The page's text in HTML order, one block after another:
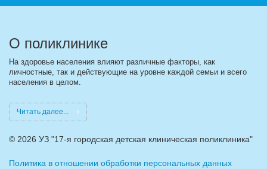
О поликлинике
На здоровье населения влияют различные факторы, как
личностные, так и действующие на уровне каждой семьи и всего
населения в целом.
Читать далее...
© 2026 УЗ "17-я городская детская клиническая поликлиника"
Политика в отношении обработки персональных данных